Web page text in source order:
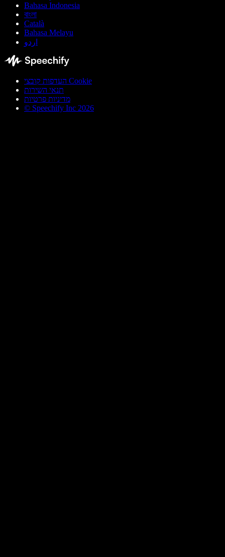
Bahasa Indonesia
বাংলা
Català
Bahasa Melayu
اردو
העדפות קובצי Cookie
תנאי השירות
מדיניות פרטיות
© Speechify Inc 2026